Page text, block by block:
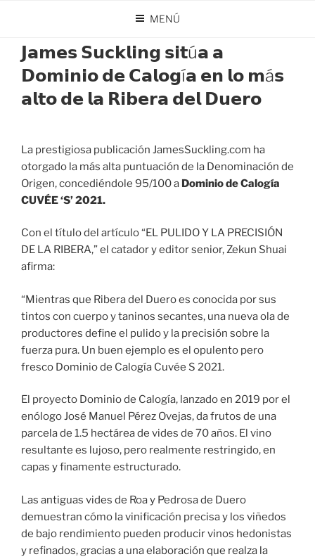
MENÚ
EL
𝗝𝗮𝗺𝗲𝘀 𝗦𝘂𝗰𝗸𝗹𝗶𝗻𝗴 𝘀𝗶𝘁ú𝗮 𝗮
𝗗𝗼𝗺𝗶𝗻𝗶𝗼 𝗱𝗲 𝗖𝗮𝗹𝗼𝗴í𝗮 𝗲𝗻 𝗹𝗼 𝗺á𝘀
𝗮𝗹𝘁𝗼 𝗱𝗲 𝗹𝗮 𝗥𝗶𝗯𝗲𝗿𝗮 𝗱𝗲𝗹 𝗗𝘂𝗲𝗿𝗼
La prestigiosa publicación JamesSuckling.com ha
otorgado la más alta puntuación de la Denominación de
Origen, concediéndole 95/100 a Dominio de Calogía
CUVÉE ‘S’ 2021.
Con el título del artículo “EL PULIDO Y LA PRECISIÓN
DE LA RIBERA,” el catador y editor senior, Zekun Shuai
afirma:
“Mientras que Ribera del Duero es conocida por sus
tintos con cuerpo y taninos secantes, una nueva ola de
productores define el pulido y la precisión sobre la
fuerza pura. Un buen ejemplo es el opulento pero
fresco Dominio de Calogía Cuvée S 2021.
El proyecto Dominio de Calogía, lanzado en 2019 por el
enólogo José Manuel Pérez Ovejas, da frutos de una
parcela de 1.5 hectárea de vides de 70 años. El vino
resultante es lujoso, pero realmente restringido, en
capas y finamente estructurado.
Las antiguas vides de Roa y Pedrosa de Duero
demuestran cómo la vinificación precisa y los viñedos
de bajo rendimiento pueden producir vinos hedonistas
y refinados, gracias a una elaboración que realza la